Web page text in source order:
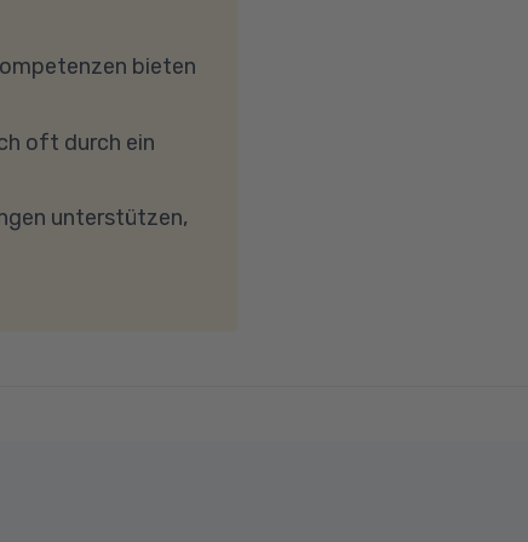
Prozessor
Ihre
die Verbindung
von mindestens 6
bieten
oft durch ein
unterstützen,